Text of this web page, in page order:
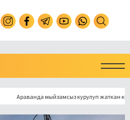
Араванда мыйзамсыз курулуп жаткан кичи